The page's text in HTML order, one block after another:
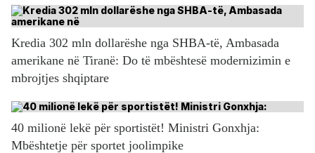
Kredia 302 mln dollarëshe nga SHBA-të, Ambasada
amerikane në Tiranë: Do të mbështesë modernizimin e
mbrojtjes shqiptare
40 milionë lekë për sportistët! Ministri Gonxhja:
Mbështetje për sportet joolimpike